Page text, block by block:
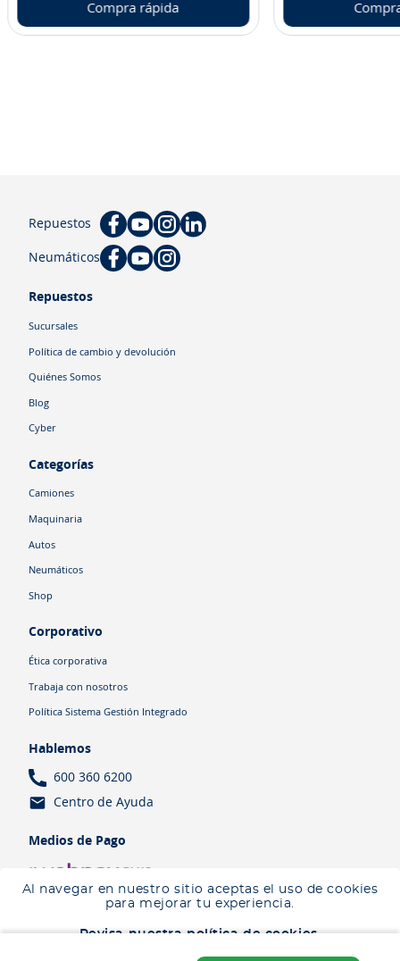
Al navegar en nuestro sitio aceptas el uso de cookies
para mejorar tu experiencia.
Revisa nuestra política de cookies.
Compra rápida
Repuestos
Neumáticos
Repuestos
Sucursales
Política de cambio y devolución
Quiénes Somos
Blog
Cyber
Categorías
Camiones
Maquinaria
Autos
Neumáticos
Shop
Corporativo
Ética corporativa
Trabaja con nosotros
Política Sistema Gestión Integrado
Hablemos
600 360 6200
Centro de Ayuda
Medios de Pago
Política de cookies Política de privacidad